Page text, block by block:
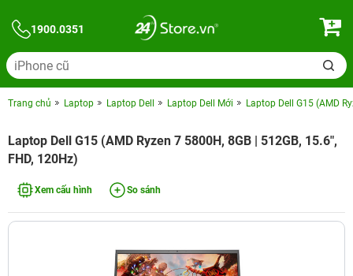
1900.0351
Trang chủ Laptop Laptop Dell Laptop Dell Mới Laptop Dell G15 (AMD
Laptop Dell G15 (AMD Ryzen 7 5800H, 8GB | 512GB, 15.6",
FHD, 120Hz)
Xem cấu hình So sánh